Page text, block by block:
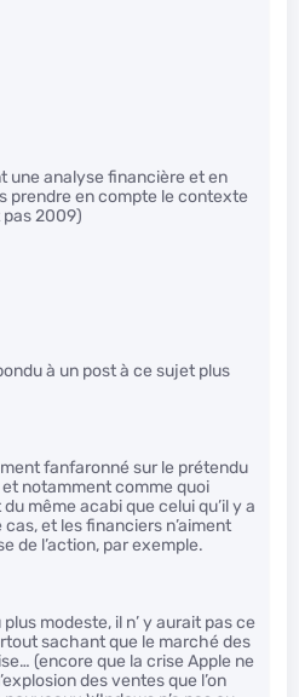
une analyse financière et en
prendre en compte le contexte
pas 2009)
à un post à ce sujet plus
fanfaronné sur le prétendu
notamment comme quoi
même acabi que celui qu’il y a
cas, et les financiers n’aiment
de l’action, par exemple.
modeste, il n’ y aurait pas ce
sachant que le marché des
(encore que la crise Apple ne
des ventes que l’on